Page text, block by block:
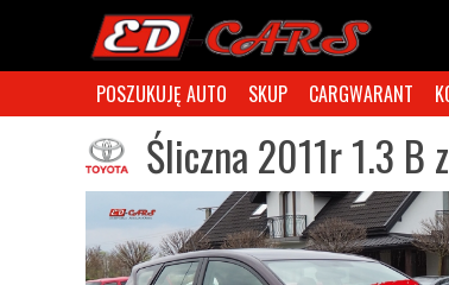
POSZUKUJĘ AUTO SKUP CARGWARANT
Śliczna 2011r 1.3 B